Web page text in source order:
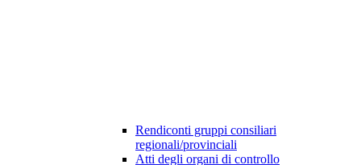
Rendiconti gruppi consiliari
regionali/provinciali
Atti degli organi di controllo